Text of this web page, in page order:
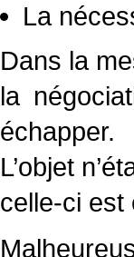
La
Dans la
la
échapper.
L’objet
celle-ci est